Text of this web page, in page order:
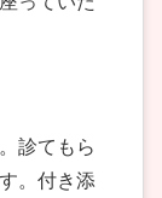
診てもら
。付き添